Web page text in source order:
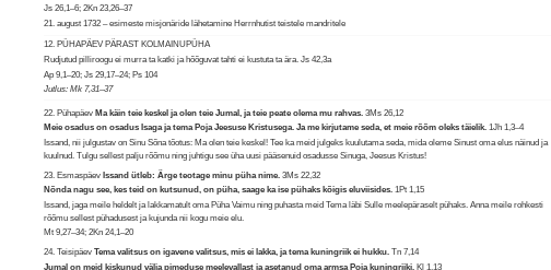
Js 26,1–6; 2Kn 23,26–37
21. august 1732 – esimeste misjonäride lähetamine Herrnhutist teistele mandritele
12. PÜHAPÄEV PÄRAST KOLMAINUPÜHA
Rudjutud pilliroogu ei murra ta katki ja hõõguvat tahti ei kustuta ta ära.Js 42,3a
Ap 9,1–20; Js 29,17–24; Ps 104
Jutlus: Mk 7,31–37
22. Pühapäev Ma käin teie keskel ja olen teie Jumal, ja teie peate olema mu rahvas.3Ms 26,12
Meie osadus on osadus Isaga ja tema Poja Jeesuse Kristusega. Ja me kirjutame seda, et meie rõõm oleks täielik.1Jh 1,3–4
Issand, nii julgustav on Sinu Sõna tõotus: Ma olen teie keskel! Tee ka meid julgeks kuulutama seda, mida oleme Sinust oma elus näinud ja
kuulnud. Tulgu sellest palju rõõmu ning juhtigu see üha uusi pääsenuid osadusse Sinuga, Jeesus Kristus!
23. Esmaspäev Issand ütleb: Ärge teotage minu püha nime.3Ms 22,32
Nõnda nagu see, kes teid on kutsunud, on püha, saage ka ise pühaks kõigis eluviisides.1Pt 1,15
Issand, jaga meile heldelt ja lakkamatult oma Püha Vaimu ning puhasta meid Tema läbi Sulle meelepäraselt pühaks. Anna meile rohkesti
rõõmu sellest pühadusest ja kujunda nii kogu meie elu.
Mt 9,27–34; 2Kn 24,1–20
24. TeisipäevTema valitsus on igavene valitsus, mis ei lakka, ja tema kuningriik ei hukku.Tn 7,14
Jumal on meid kiskunud välja pimeduse meelevallast ja asetanud oma armsa Poja kuningriiki.Kl 1,13